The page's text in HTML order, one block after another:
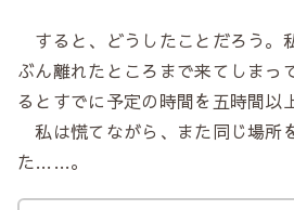
すると、どうしたことだろう。
ぶん離れたところまで来てしまっ
るとすでに予定の時間を五時間以
私は慌てながら、また同じ場所
た……。